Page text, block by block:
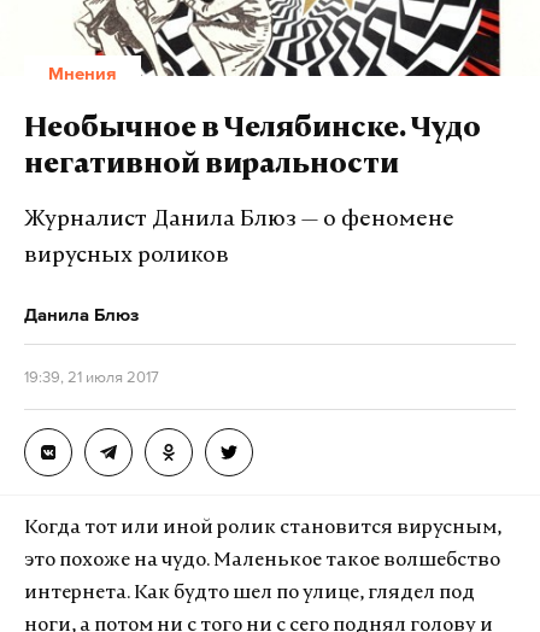
Мнения
Необычное в Челябинске. Чудо
негативной виральности
Журналист Данила Блюз — о феномене
вирусных роликов
Данила Блюз
19:39, 21 июля 2017
Когда тот или иной ролик становится вирусным,
это похоже на чудо. Маленькое такое волшебство
интернета. Как будто шел по улице, глядел под
ноги, а потом ни с того ни с сего поднял голову и